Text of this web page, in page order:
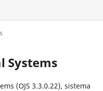
Systems
(OJS 3.3.0.22), sistema